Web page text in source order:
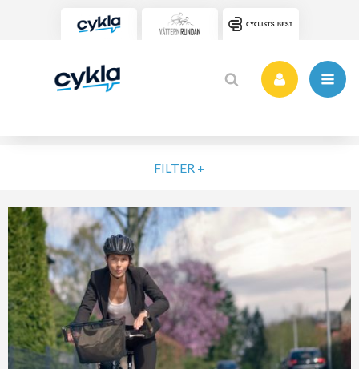
FILTER +
ELIT MOTION
VARDAG
POPULÄRA TAGGAR
Vätternrundan
Motionslopp
Cykling
Cykelveckan 2025
MTB
Träning
Vättern Bike Games
MTB-Lopp
Cykelveckan 2021
Cykelveckan 2026
SORTERA PÅ
RENSA